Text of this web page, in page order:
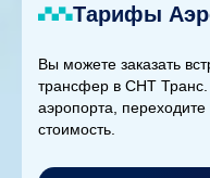
Тарифы
Вы можете заказать
трансфер в СНТ Транс.
аэропорта,
стоимость.